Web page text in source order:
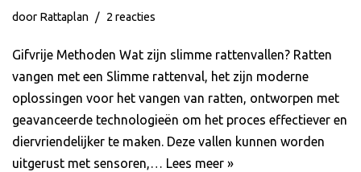
door Rattaplan 2 reacties
Gifvrije Methoden Wat zijn slimme rattenvallen? Ratten
vangen met een Slimme rattenval, het zijn moderne
oplossingen voor het vangen van ratten, ontworpen met
geavanceerde technologieën om het proces effectiever en
diervriendelijker te maken. Deze vallen kunnen worden
uitgerust met sensoren,… Lees meer »